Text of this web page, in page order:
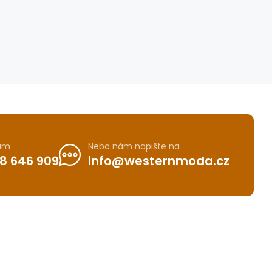
646 909
Nebo nám napište na
info@westernmoda.cz